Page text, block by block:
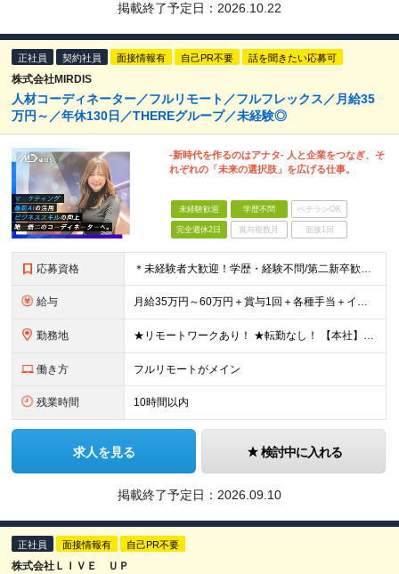
掲載終了予定日： 2026.10.22
正社員 契約社員 面接情報有 自己PR不要 話を聞きたい応募可
株式会社MIRDIS
人材コーディネーター／フルリモート／フルフレックス／月給35
万円～／年休130日／THEREグループ／未経験◎
-新時代を作るのはアナタ- 人と企業をつなぎ、そ
れぞれの「未来の選択肢」を広げる仕事。
未経験歓迎 学歴不問 ベテランOK
完全週休2日 賞与複数月 面接1回
応募資格 ＊未経験者大歓迎！学歴・経験不問/第二新卒歓迎/WEB面接可能＊ ▼未経験歓迎＆完全ポテンシャル採用！▼ 経験は一切不問！ 面接では「あなたの想い」を教えてください◎ ▼こんな方を歓迎します！▼
給与 月給35万円～60万円＋賞与1回＋各種手当＋インセンティブ ★Point：経験者の方は100％年収UPでの待遇提示も可能！ 【インセンティブについて】 プロジェクト報酬：PJ単価に応じて支給 ※
勤務地 ★リモートワークあり！ ★転勤なし！ 【本社】東京都港区虎ノ門1-16-16 虎ノ門一丁目MGビル ∟虎ノ門駅から徒歩3分のピカピカのオフィス ※その他、1都3県を中心としたプロジェクト先 ※親会
働き方 フルリモートがメイン
残業時間 10時間以内
求人を見る 検討中に入れる
掲載終了予定日： 2026.09.10
正社員 面接情報有 自己PR不要
株式会社ＬＩＶＥ ＵＰ